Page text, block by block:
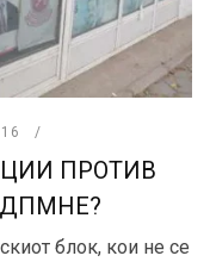
ПРОТИВ
блок, кои не се